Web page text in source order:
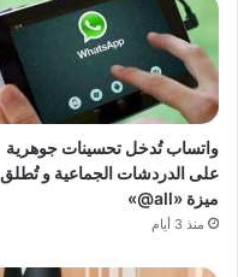
واتساب تُدخل تحسينات جوهرية
على الدردشات الجماعية و تُطلق
ميزة «all@»
منذ 3 أيام